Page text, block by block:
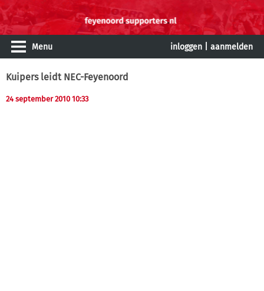
Menu inloggen aanmelden
Kuipers leidt NEC-Feyenoord
24 september 2010 10:33